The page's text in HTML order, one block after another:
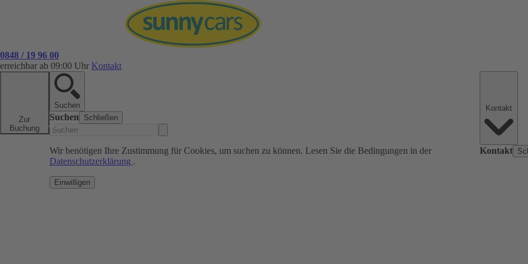
0848 / 19 96 00
erreichbar ab 09:00 Uhr Kontakt
Zur
Buchung
Suchen
Suchen Schließen
Wir benötigen Ihre Zustimmung für Cookies, um suchen zu können. Lesen Sie die Bedingungen in der
Datenschutzerklärung .
Einwilligen
Kontakt